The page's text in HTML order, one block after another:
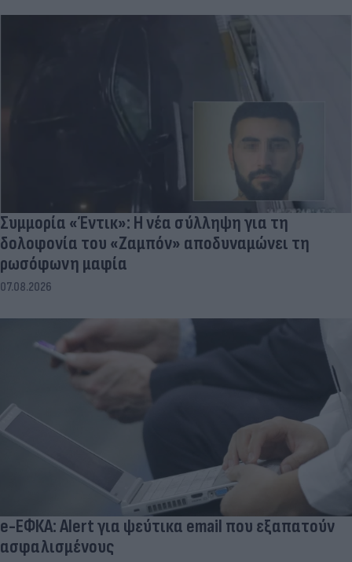
Συμμορία «Έντικ»: Η νέα σύλληψη για τη
δολοφονία του «Ζαμπόν» αποδυναμώνει τη
ρωσόφωνη μαφία
07.08.2026
e-ΕΦΚΑ: Alert για ψεύτικα email που εξαπατούν
ασφαλισμένους